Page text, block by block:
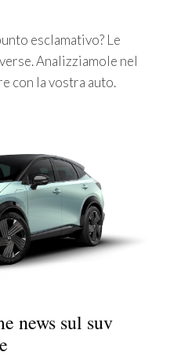
esclamativo? Le
Analizziamole nel
con la vostra auto.
news sul suv